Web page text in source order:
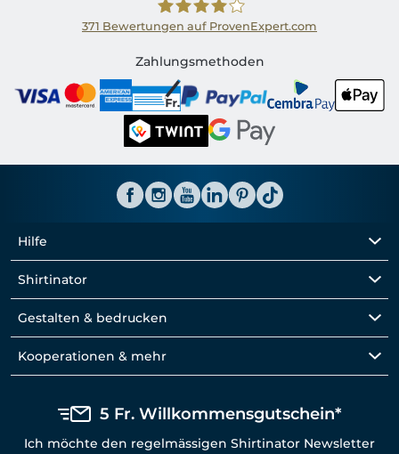
Shirtinator CH
371 Bewertungen auf ProvenExpert.com
Zahlungsmethoden
Hilfe
Shirtinator
Gestalten & bedrucken
Kooperationen & mehr
5 Fr. Willkommensgutschein*
Ich möchte den regelmässigen Shirtinator Newsletter